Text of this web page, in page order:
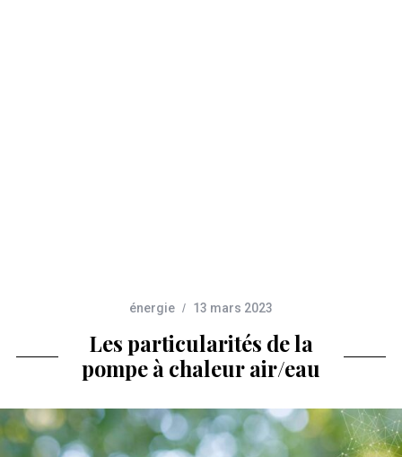
énergie 13 mars 2023
Les particularités de la
pompe à chaleur air/eau